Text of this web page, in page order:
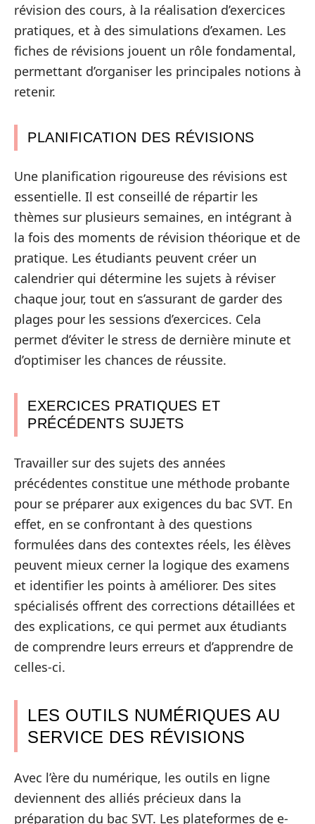
révision des cours, à la réalisation d’exercices
pratiques, et à des simulations d’examen. Les
fiches de révisions jouent un rôle fondamental,
permettant d’organiser les principales notions à
retenir.
PLANIFICATION DES RÉVISIONS
Une planification rigoureuse des révisions est
essentielle. Il est conseillé de répartir les
thèmes sur plusieurs semaines, en intégrant à
la fois des moments de révision théorique et de
pratique. Les étudiants peuvent créer un
calendrier qui détermine les sujets à réviser
chaque jour, tout en s’assurant de garder des
plages pour les sessions d’exercices. Cela
permet d’éviter le stress de dernière minute et
d’optimiser les chances de réussite.
EXERCICES PRATIQUES ET
PRÉCÉDENTS SUJETS
Travailler sur des sujets des années
précédentes constitue une méthode probante
pour se préparer aux exigences du bac SVT. En
effet, en se confrontant à des questions
formulées dans des contextes réels, les élèves
peuvent mieux cerner la logique des examens
et identifier les points à améliorer. Des sites
spécialisés offrent des corrections détaillées et
des explications, ce qui permet aux étudiants
de comprendre leurs erreurs et d’apprendre de
celles-ci.
LES OUTILS NUMÉRIQUES AU
SERVICE DES RÉVISIONS
Avec l’ère du numérique, les outils en ligne
deviennent des alliés précieux dans la
préparation du bac SVT. Les plateformes de e-